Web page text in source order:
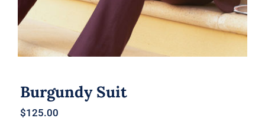
Burgundy Suit
$125.00